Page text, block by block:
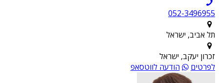
052-3496955
תל אביב, ישראל
זכרון יעקב, ישראל
לפרטים
הודעה לווטסאפ